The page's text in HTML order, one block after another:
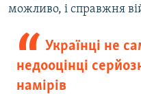
можливо, і справжня
Українці не
недооцінці
намірів